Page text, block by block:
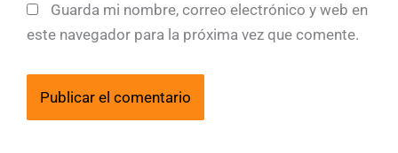
Guarda mi nombre, correo electrónico y web en
este navegador para la próxima vez que comente.